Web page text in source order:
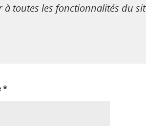
à toutes les fonctionnalités du
*